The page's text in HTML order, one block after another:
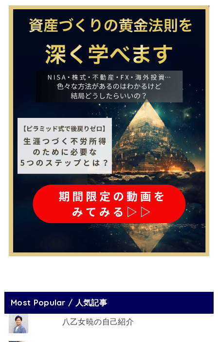
Most Popular / 人気記事
八乙女暁の自己紹介